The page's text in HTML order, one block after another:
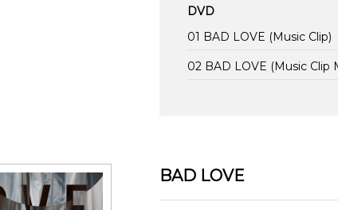
DVD
01 BAD LOVE (Music Clip)
02 BAD LOVE (Music Clip
BAD LOVE